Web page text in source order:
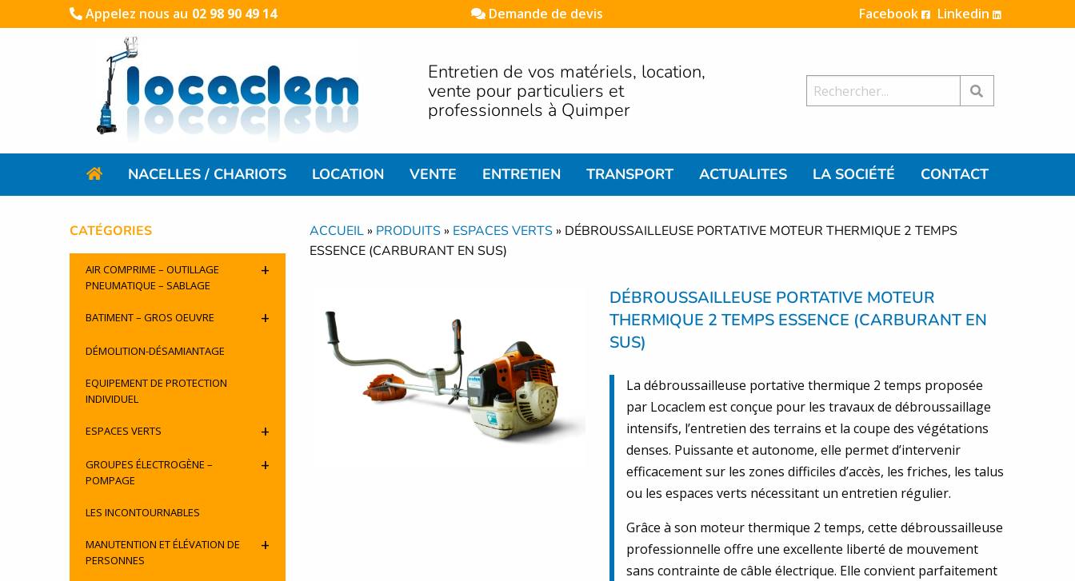
Appelez nous au 02 98 90 49 14 Demande de devis Facebook Linkedin
Entretien de vos matériels, location,
vente pour particuliers et
professionnels à Quimper
NACELLES / CHARIOTS LOCATION VENTE ENTRETIEN TRANSPORT ACTUALITES LA SOCIÉTÉ CONTACT
CATÉGORIES
+
AIR COMPRIME – OUTILLAGE
PNEUMATIQUE – SABLAGE
+
BATIMENT – GROS OEUVRE
DÉMOLITION-DÉSAMIANTAGE
EQUIPEMENT DE PROTECTION
INDIVIDUEL
+
ESPACES VERTS
+
GROUPES ÉLECTROGÈNE –
POMPAGE
LES INCONTOURNABLES
+
MANUTENTION ET ÉLÉVATION DE
PERSONNES
ACCUEIL » PRODUITS » ESPACES VERTS » DÉBROUSSAILLEUSE PORTATIVE MOTEUR THERMIQUE 2 TEMPS
ESSENCE (CARBURANT EN SUS)
DÉBROUSSAILLEUSE PORTATIVE MOTEUR
THERMIQUE 2 TEMPS ESSENCE (CARBURANT EN
SUS)
La débroussailleuse portative thermique 2 temps proposée
par Locaclem est conçue pour les travaux de débroussaillage
intensifs, l’entretien des terrains et la coupe des végétations
denses. Puissante et autonome, elle permet d’intervenir
efficacement sur les zones difficiles d’accès, les friches, les talus
ou les espaces verts nécessitant un entretien régulier.
Grâce à son moteur thermique 2 temps, cette débroussailleuse
professionnelle offre une excellente liberté de mouvement
sans contrainte de câble électrique. Elle convient parfaitement